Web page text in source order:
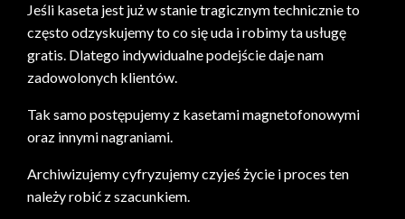
Jeśli kaseta jest już w stanie tragicznym technicznie to
często odzyskujemy to co się uda i robimy ta usługę
gratis. Dlatego indywidualne podejście daje nam
zadowolonych klientów.
Tak samo postępujemy z kasetami magnetofonowymi
oraz innymi nagraniami.
Archiwizujemy cyfryzujemy czyjeś życie i proces ten
należy robić z szacunkiem.